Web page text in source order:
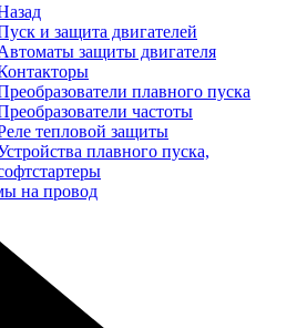
и защита двигателей
защиты двигателя
плавного пуска
частоты
тепловой защиты
плавного пуска,
на провод